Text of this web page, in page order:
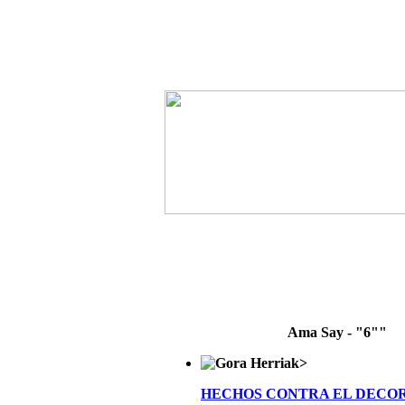
Ama Say - "6""
>
HECHOS CONTRA EL